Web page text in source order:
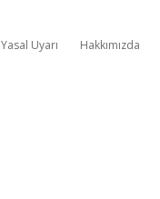
Yasal Uyarı Hakkımızda